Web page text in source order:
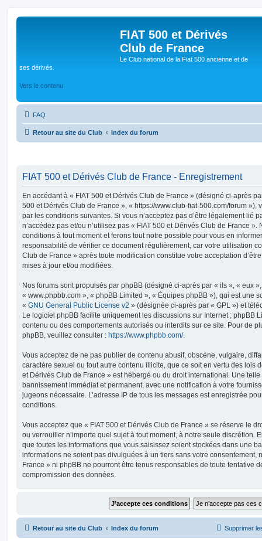
FIAT 500 et Dérivés
Club de France
Le Club national de la Fiat 500 ancienne et de
ses dérivés.
Vers le contenu
FAQ
Retour au site du Club Index du forum
FIAT 500 et Dérivés Club de France - Enregistrement
En accédant à « FIAT 500 et Dérivés Club de France » (désigné ci-après
500 et Dérivés Club de France », « https://www.club-fiat-500.com/forum »),
par les conditions suivantes. Si vous n’acceptez pas d’être légalement lié
n’accédez pas et/ou n’utilisez pas « FIAT 500 et Dérivés Club de France
conditions à tout moment et ferons tout notre possible pour vous en
responsabilité de vérifier ce document régulièrement, car votre utilisation
Club de France » après toute modification constitue votre acceptation
mises à jour et/ou modifiées.
Nos forums sont propulsés par phpBB (désigné ci-après par « ils », « eux
« www.phpbb.com », « phpBB Limited », « Équipes phpBB »), qui est une
« GNU General Public License v2 » (désignée ci-après par « GPL ») et
Le logiciel phpBB facilite uniquement les discussions sur Internet ; phpBB
contenu ou des comportements autorisés ou interdits sur ce site. Pour de
phpBB, veuillez consulter : https://www.phpbb.com/.
Vous acceptez de ne pas publier de contenu abusif, obscène, vulgaire,
caractère sexuel ou tout autre contenu illicite, que ce soit en vertu des lois
et Dérivés Club de France » est hébergé ou du droit international. Une
bannissement immédiat et permanent, avec une notification à votre
jugeons nécessaire. L’adresse IP de tous les messages est enregistrée
conditions.
Vous acceptez que « FIAT 500 et Dérivés Club de France » se réserve le
ou verrouiller n’importe quel sujet à tout moment, à notre seule discrétion.
que toutes les informations que vous saisissez soient stockées dans une
informations ne soient pas divulguées à un tiers sans votre consentement,
France » ni phpBB ne pourront être tenus responsables de toute tentative
compromission des données.
Retour au site du Club Index du forum Supprimer